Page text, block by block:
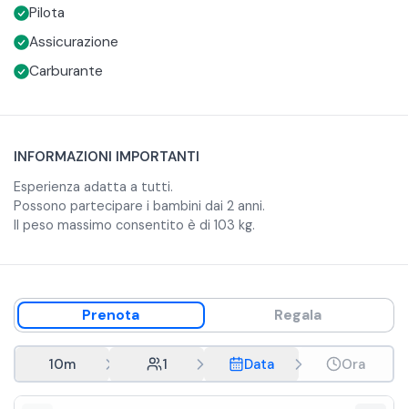
comandi e le informazioni utili per volare in sicurezza.
effettuare un volo di 10, 15 o 20 minuti.
L'esperienza si concluderà con l'atterraggio sulla pista di
partenza.
Pilota
Assicurazione
Carburante
INFORMAZIONI IMPORTANTI
Esperienza adatta a tutti.
Possono partecipare i bambini dai 2 anni.
Il peso massimo consentito è di 103 kg.
Prenota Regala
10m 1 Data Ora